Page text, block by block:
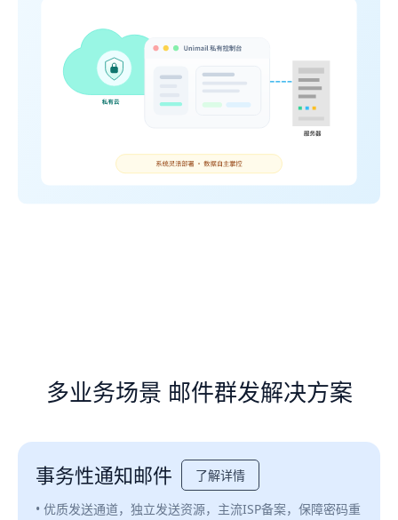
多业务场景 邮件群发解决方案
事务性通知邮件
了解详情
• 优质发送通道，独立发送资源，主流ISP备案，保障密码重